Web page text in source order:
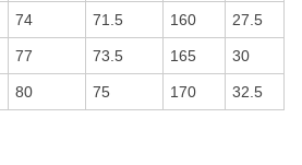
74 71.5 160 27.5
77 73.5 165 30
80 75 170 32.5